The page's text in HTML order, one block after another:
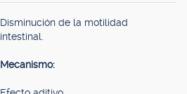
Disminución de la motilidad
intestinal.
Mecanismo: